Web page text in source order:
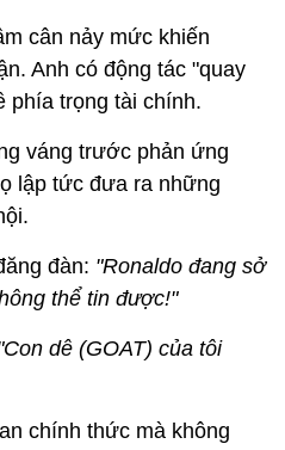
cân nảy mức khiến
Anh có động tác "quay
phía trọng tài chính.
váng trước phản ứng
lập tức đưa ra những
đàn: "Ronaldo đang sở
thể tin được!"
dê (GOAT) của tôi
chính thức mà không